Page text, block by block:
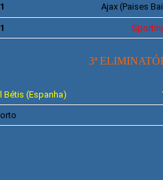
Ajax (Paises
3ª
Bétis (Espanha)